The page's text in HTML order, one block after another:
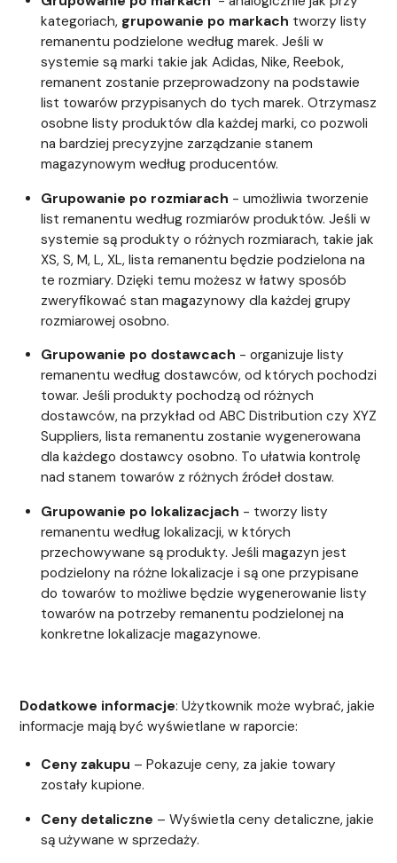
kategoriach, grupowanie po markach tworzy listy
remanentu podzielone według marek. Jeśli w
systemie są marki takie jak Adidas, Nike, Reebok,
remanent zostanie przeprowadzony na podstawie
list towarów przypisanych do tych marek. Otrzymasz
osobne listy produktów dla każdej marki, co pozwoli
na bardziej precyzyjne zarządzanie stanem
magazynowym według producentów.
Grupowanie po rozmiarach - umożliwia tworzenie
list remanentu według rozmiarów produktów. Jeśli w
systemie są produkty o różnych rozmiarach, takie jak
XS, S, M, L, XL, lista remanentu będzie podzielona na
te rozmiary. Dzięki temu możesz w łatwy sposób
zweryfikować stan magazynowy dla każdej grupy
rozmiarowej osobno.
Grupowanie po dostawcach - organizuje listy
remanentu według dostawców, od których pochodzi
towar. Jeśli produkty pochodzą od różnych
dostawców, na przykład od ABC Distribution czy XYZ
Suppliers, lista remanentu zostanie wygenerowana
dla każdego dostawcy osobno. To ułatwia kontrolę
nad stanem towarów z różnych źródeł dostaw.
Grupowanie po lokalizacjach - tworzy listy
remanentu według lokalizacji, w których
przechowywane są produkty. Jeśli magazyn jest
podzielony na różne lokalizacje i są one przypisane
do towarów to możliwe będzie wygenerowanie listy
towarów na potrzeby remanentu podzielonej na
konkretne lokalizacje magazynowe.
Dodatkowe informacje: Użytkownik może wybrać, jakie
informacje mają być wyświetlane w raporcie:
Ceny zakupu – Pokazuje ceny, za jakie towary
zostały kupione.
Ceny detaliczne – Wyświetla ceny detaliczne, jakie
są używane w sprzedaży.